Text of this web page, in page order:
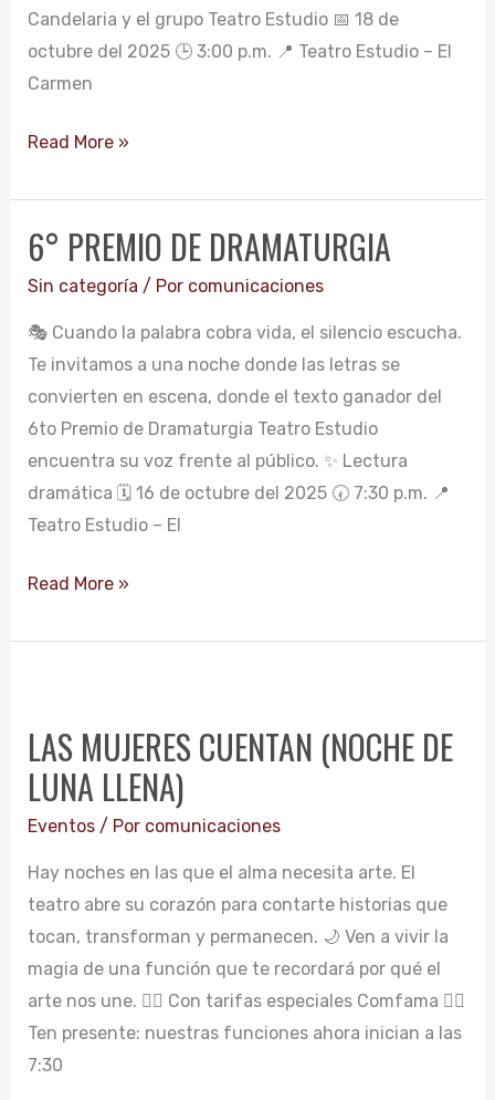
Candelaria y el grupo Teatro Estudio 📅 18 de
octubre del 2025 🕒 3:00 p.m. 📍 Teatro Estudio – El
Carmen
Read More »
6° PREMIO DE DRAMATURGIA
Sin categoría / Por comunicaciones
🎭 Cuando la palabra cobra vida, el silencio escucha.
Te invitamos a una noche donde las letras se
convierten en escena, donde el texto ganador del
6to Premio de Dramaturgia Teatro Estudio
encuentra su voz frente al público. ✨ Lectura
dramática 🗓️ 16 de octubre del 2025 🕢 7:30 p.m. 📍
Teatro Estudio – El
6°
PREMIO
DRAMATURGIA
Read More »
LAS MUJERES CUENTAN (NOCHE DE
LUNA LLENA)
Eventos/ Por comunicaciones
Hay noches en las que el alma necesita arte. El
teatro abre su corazón para contarte historias que
tocan, transforman y permanecen. 🌙 Ven a vivir la
magia de una función que te recordará por qué el
arte nos une. 👉🏻 Con tarifas especiales Comfama 👉🏻
Ten presente: nuestras funciones ahora inician a las
7:30
CUENTAN
(NOCHE
LLENA)